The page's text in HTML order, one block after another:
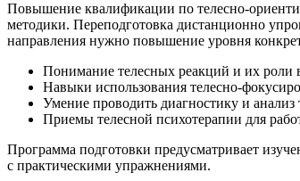
Повышение квалификации по телесно-
методики. Переподготовка дистанционно
направления нужно повышение уровня
Понимание телесных реакций и их роли
Навыки использования телесно-
Умение проводить диагностику и
Приемы телесной психотерапии для
Программа подготовки предусматривает
с практическими упражнениями.